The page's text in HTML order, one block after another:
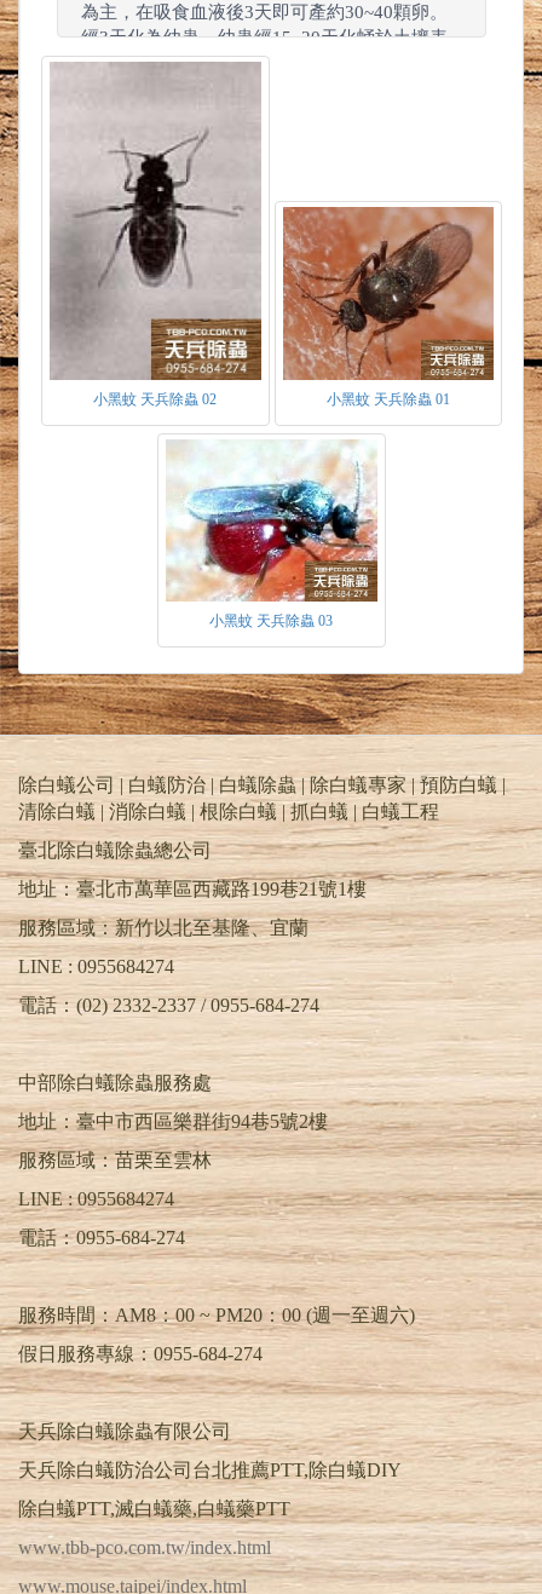
為主，在吸食血液後3天即可產約30~40顆卵。
經3天化為幼蟲，幼蟲經15~20天化蛹於土壤表
層細縫，5天後則羽化成蟲，其成蟲壽命可達約
-呈黑褐色約0.3mm長，多產卵於潮濕含有藻
類之砂質及腐植質的土壤表層。
-頭呈黑褐色，體呈黃褐色。剛孵化時體長
約0.35mm可長至2.5mm。藍綠藻、綠藻、青苔
為此時期主要食物來源。
蛹-蛹長約2mm兩側有呼吸管，蛹期時皆靜止不
動直到羽化成蟲。
-體長約1.5mm，具觸角口器及翅一對。成
蟲在交尾過程中一群雄蚊會在空中飛舞吸引雌蚊
飛入交尾，整個過程只需要5分鐘即可完成。雌
蟲壽命較雄蟲長。在正常情況下雌蟲於吸血產卵
不久後即死亡。
台灣蛺蠓整年都有出現的跡象，在11月至隔年3
月為低密度，而5到7月為主要高密度，時間是
樹林、茶園、菜園、檳榔園等易生長青苔、有遮
陽、土質較鬆、潮濕陰暗的地方孳生且幼蟲僅餘
土表深度1cm以內生存，當積水高於蟲體時無法
存活，因此在排水不良區域蟲體較少。
小黑蚊防治
１殘效處理-依照成蟲習性針對孳生源處做殘效
處理。
２空間處理-在孳生源處及周邊30公尺內，以空
間噴灑藥劑，對現有成蟲現場擊殺。
３孳生源處理-針對孳生源處，投放生長抑制
劑。
除白蟻PTT | 天兵除白蟻公司 | 除蟲消毒公司台
北推薦 | 除蟲公司基隆.桃園.新竹.苗栗.台中 |
TEL : 0955-684-274 | 清除白蟻 | 消除白蟻 | 居家
除蟲 | 除蟑螂 | 除跳蚤 | 除蛀蟲 | 除螞蟻 | 滅蚊.蒼
蠅 | 除白蟻 | 白蟻防治 | 除白蟻公司PTT | 預防白
蟻 | 白蟻除蟲 | 消滅白蟻 | 根除白蟻 | 白蟻專家 |
抓白蟻 | 白蟻工程 | 除白蟻DIY | 滅白蟻藥 | 白蟻
藥PTT | 蟻后 | 蟻王 | 工蟻 | 幼蟻 | 蟻卵 | 特滅多 |
環境消毒公司 | 害蟲昆蟲驅除 | 害蟲防治
小黑蚊 天兵除蟲 02 小黑蚊 天兵除蟲 01
小黑蚊 天兵除蟲 03
除白蟻公司 | 白蟻防治 | 白蟻除蟲 | 除白蟻專家 | 預防白蟻 |
清除白蟻 | 消除白蟻 | 根除白蟻 | 抓白蟻 | 白蟻工程
臺北除白蟻除蟲總公司
地址：臺北市萬華區西藏路199巷21號1樓
服務區域：新竹以北至基隆、宜蘭
LINE : 0955684274
電話：(02) 2332-2337 / 0955-684-274
中部除白蟻除蟲服務處
地址：臺中市西區樂群街94巷5號2樓
服務區域：苗栗至雲林
LINE :0955684274
電話：0955-684-274
服務時間：AM8：00 ~ PM20：00 (週一至週六)
假日服務專線：0955-684-274
天兵除白蟻除蟲有限公司
天兵除白蟻防治公司台北推薦PTT,除白蟻DIY
除白蟻PTT,滅白蟻藥,白蟻藥PTT
www.tbb-pco.com.tw/index.html
www.mouse.taipei/index.html